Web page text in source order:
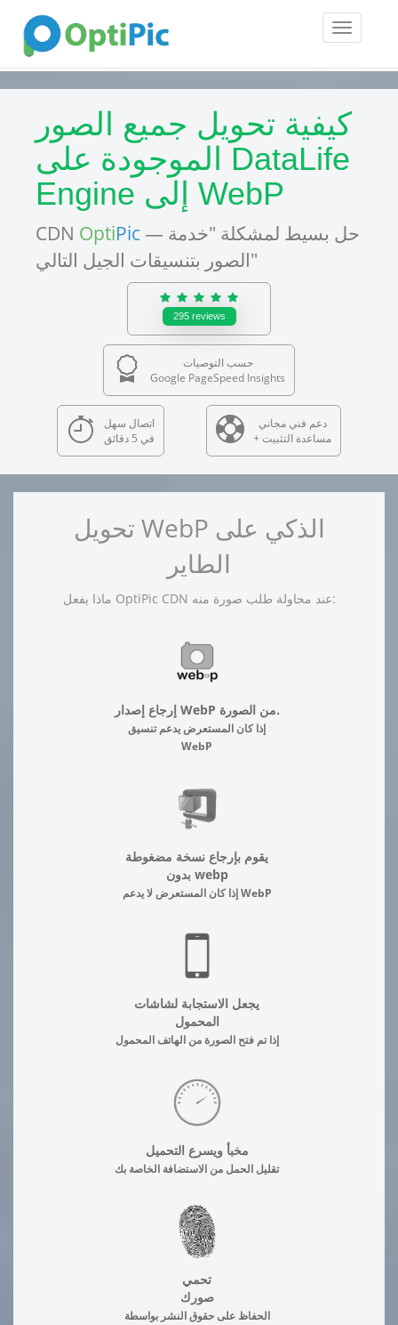
Toggle
كيفية تحويل جميع الصور
الموجودة على DataLife
Engine إلى WebP
CDN OptiPic — حل بسيط لمشكلة "خدمة
الصور بتنسيقات الجيل التالي"
295 reviews
حسب التوصيات
Google PageSpeed Insights
اتصال سهل
في 5 دقائق
دعم فني مجاني
+ مساعدة التثبيت
تحويل WebP الذكي على
الطاير
ماذا يفعل OptiPic CDN عند محاولة طلب صورة منه:
إرجاع إصدار WebP من الصورة.
إذا كان المستعرض يدعم تنسيق
WebP
يقوم بإرجاع نسخة مضغوطة
بدون webp
إذا كان المستعرض لا يدعم WebP
يجعل الاستجابة لشاشات
المحمول
إذا تم فتح الصورة من الهاتف المحمول
مخبأ ويسرع التحميل
تقليل الحمل من الاستضافة الخاصة بك
تحمي
صورك
الحفاظ على حقوق النشر بواسطة